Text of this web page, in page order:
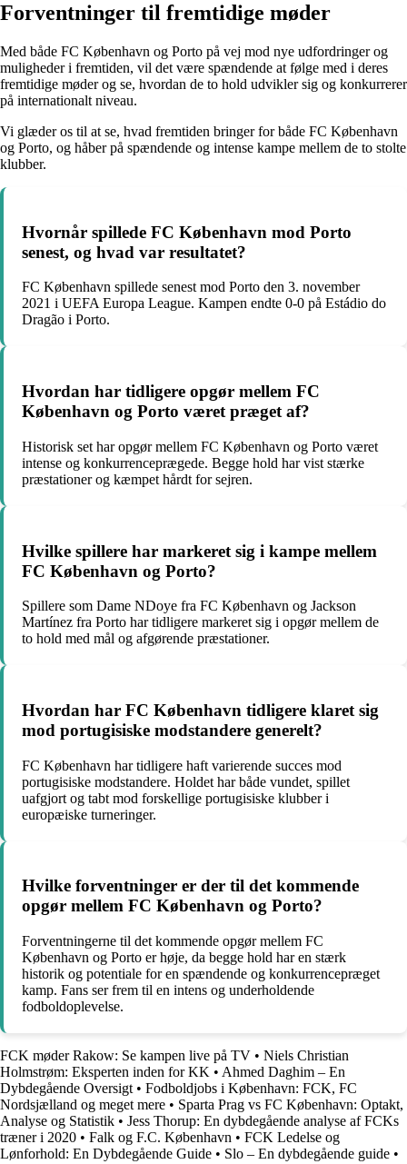
Forventninger til fremtidige møder
Med både FC København og Porto på vej mod nye udfordringer og
muligheder i fremtiden, vil det være spændende at følge med i deres
fremtidige møder og se, hvordan de to hold udvikler sig og konkurrerer
på internationalt niveau.
Vi glæder os til at se, hvad fremtiden bringer for både FC København
og Porto, og håber på spændende og intense kampe mellem de to stolte
klubber.
Hvornår spillede FC København mod Porto
senest, og hvad var resultatet?
FC København spillede senest mod Porto den 3. november
2021 i UEFA Europa League. Kampen endte 0-0 på Estádio do
Dragão i Porto.
Hvordan har tidligere opgør mellem FC
København og Porto været præget af?
Historisk set har opgør mellem FC København og Porto været
intense og konkurrenceprægede. Begge hold har vist stærke
præstationer og kæmpet hårdt for sejren.
Hvilke spillere har markeret sig i kampe mellem
FC København og Porto?
Spillere som Dame NDoye fra FC København og Jackson
Martínez fra Porto har tidligere markeret sig i opgør mellem de
to hold med mål og afgørende præstationer.
Hvordan har FC København tidligere klaret sig
mod portugisiske modstandere generelt?
FC København har tidligere haft varierende succes mod
portugisiske modstandere. Holdet har både vundet, spillet
uafgjort og tabt mod forskellige portugisiske klubber i
europæiske turneringer.
Hvilke forventninger er der til det kommende
opgør mellem FC København og Porto?
Forventningerne til det kommende opgør mellem FC
København og Porto er høje, da begge hold har en stærk
historik og potentiale for en spændende og konkurrencepræget
kamp. Fans ser frem til en intens og underholdende
fodboldoplevelse.
FCK møder Rakow: Se kampen live på TV • Niels Christian
Holmstrøm: Eksperten inden for KK • Ahmed Daghim – En
Dybdegående Oversigt • Fodboldjobs i København: FCK, FC
Nordsjælland og meget mere • Sparta Prag vs FC København: Optakt,
Analyse og Statistik • Jess Thorup: En dybdegående analyse af FCKs
træner i 2020 • Falk og F.C. København • FCK Ledelse og
Lønforhold: En Dybdegående Guide • Slo – En dybdegående guide •